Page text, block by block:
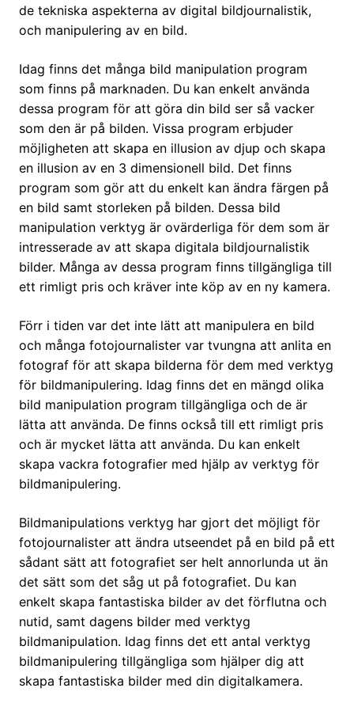
de tekniska aspekterna av digital bildjournalistik,
och manipulering av en bild.
Idag finns det många bild manipulation program
som finns på marknaden. Du kan enkelt använda
dessa program för att göra din bild ser så vacker
som den är på bilden. Vissa program erbjuder
möjligheten att skapa en illusion av djup och skapa
en illusion av en 3 dimensionell bild. Det finns
program som gör att du enkelt kan ändra färgen på
en bild samt storleken på bilden. Dessa bild
manipulation verktyg är ovärderliga för dem som är
intresserade av att skapa digitala bildjournalistik
bilder. Många av dessa program finns tillgängliga till
ett rimligt pris och kräver inte köp av en ny kamera.
Förr i tiden var det inte lätt att manipulera en bild
och många fotojournalister var tvungna att anlita en
fotograf för att skapa bilderna för dem med verktyg
för bildmanipulering. Idag finns det en mängd olika
bild manipulation program tillgängliga och de är
lätta att använda. De finns också till ett rimligt pris
och är mycket lätta att använda. Du kan enkelt
skapa vackra fotografier med hjälp av verktyg för
bildmanipulering.
Bildmanipulations verktyg har gjort det möjligt för
fotojournalister att ändra utseendet på en bild på ett
sådant sätt att fotografiet ser helt annorlunda ut än
det sätt som det såg ut på fotografiet. Du kan
enkelt skapa fantastiska bilder av det förflutna och
nutid, samt dagens bilder med verktyg
bildmanipulation. Idag finns det ett antal verktyg
bildmanipulering tillgängliga som hjälper dig att
skapa fantastiska bilder med din digitalkamera.